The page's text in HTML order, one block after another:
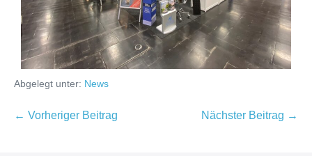
Abgelegt unter: News
← Vorheriger Beitrag Nächster Beitrag →